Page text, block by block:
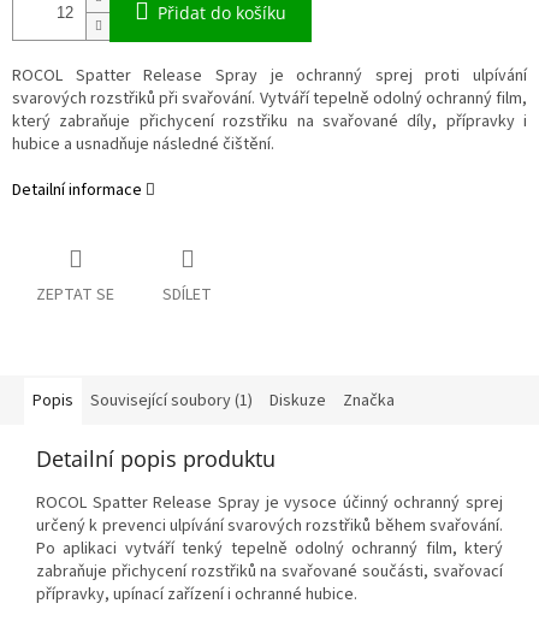
Přidat do košíku
ROCOL Spatter Release Spray je ochranný sprej proti ulpívání
svarových rozstřiků při svařování. Vytváří tepelně odolný ochranný film,
který zabraňuje přichycení rozstřiku na svařované díly, přípravky i
hubice a usnadňuje následné čištění.
Detailní informace
ZEPTAT SE SDÍLET
Popis Související soubory (1) Diskuze Značka
Detailní popis produktu
ROCOL Spatter Release Spray je vysoce účinný ochranný sprej
určený k prevenci ulpívání svarových rozstřiků během svařování.
Po aplikaci vytváří tenký tepelně odolný ochranný film, který
zabraňuje přichycení rozstřiků na svařované součásti, svařovací
přípravky, upínací zařízení i ochranné hubice.